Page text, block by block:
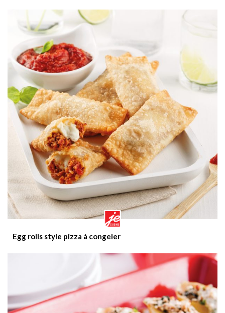
Egg rolls style pizza à congeler